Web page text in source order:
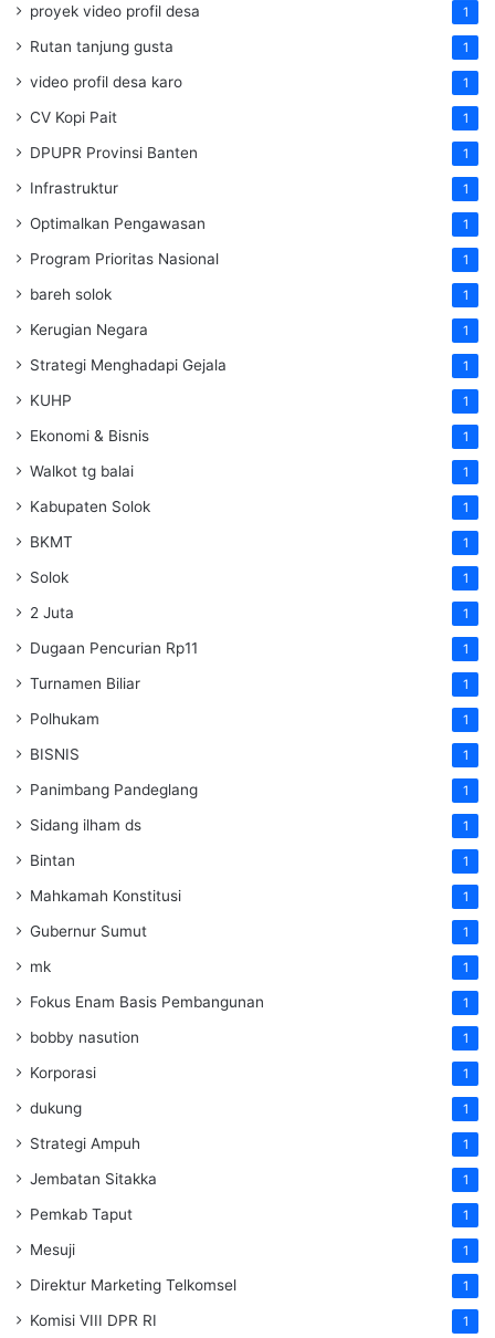
proyek video profil desa 1
Rutan tanjung gusta 1
video profil desa karo 1
CV Kopi Pait 1
DPUPR Provinsi Banten 1
Infrastruktur 1
Optimalkan Pengawasan 1
Program Prioritas Nasional 1
bareh solok 1
Kerugian Negara 1
Strategi Menghadapi Gejala 1
KUHP 1
Ekonomi & Bisnis 1
Walkot tg balai 1
Kabupaten Solok 1
BKMT 1
Solok 1
2 Juta 1
Dugaan Pencurian Rp11 1
Turnamen Biliar 1
Polhukam 1
BISNIS 1
Panimbang Pandeglang 1
Sidang ilham ds 1
Bintan 1
Mahkamah Konstitusi 1
Gubernur Sumut 1
mk 1
Fokus Enam Basis Pembangunan 1
bobby nasution 1
Korporasi 1
dukung 1
Strategi Ampuh 1
Jembatan Sitakka 1
Pemkab Taput 1
Mesuji 1
Direktur Marketing Telkomsel 1
Komisi VIII DPR RI 1